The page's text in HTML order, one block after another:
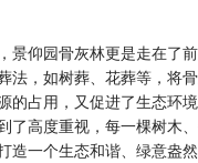
景仰园骨灰林更是走在了
法，如树葬、花葬等，将
的占用，又促进了生态环
了高度重视，每一棵树木
造一个生态和谐、绿意盎然